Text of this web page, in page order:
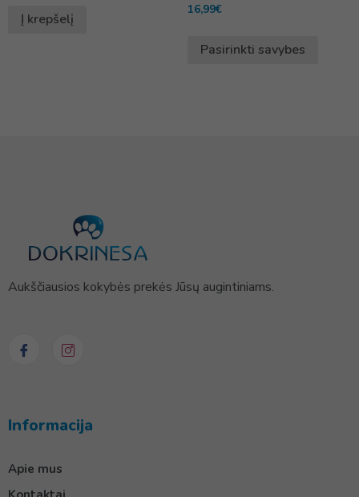
Į krepšelį
16,99€
Pasirinkti savybes
Aukščiausios kokybės prekės Jūsų augintiniams.
Informacija
Apie mus